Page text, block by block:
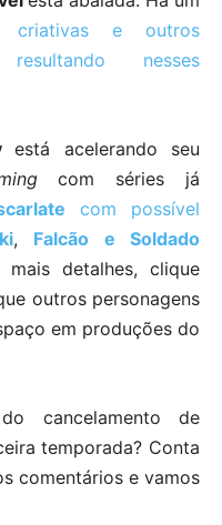
criativas e outros
nesses
está acelerando seu
com séries já
com possível
, Falcão e Soldado
detalhes, clique
outros personagens
em produções do
cancelamento de
temporada? Conta
comentários e vamos